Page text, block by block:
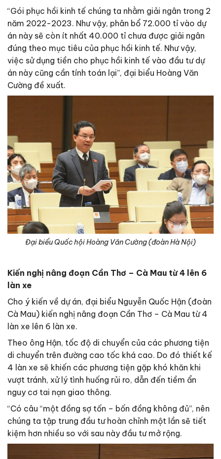
“Gói phục hồi kinh tế chúng ta nhằm giải ngân trong 2
năm 2022-2023. Như vậy, phân bổ 72.000 tỉ vào dự
án này sẽ còn ít nhất 40.000 tỉ chưa được giải ngân
đúng theo mục tiêu của phục hồi kinh tế. Như vậy,
việc sử dụng tiền cho phục hồi kinh tế vào đầu tư dự
án này cũng cần tính toán lại”, đại biểu Hoàng Văn
Cường đề xuất.
Đại biểu Quốc hội Hoàng Văn Cường (đoàn Hà Nội)
Kiến nghị nâng đoạn Cần Thơ – Cà Mau từ 4 lên 6
làn xe
Cho ý kiến về dự án, đại biểu Nguyễn Quốc Hận (đoàn
Cà Mau) kiến nghị nâng đoạn Cần Thơ – Cà Mau từ 4
làn xe lên 6 làn xe.
Theo ông Hận, tốc độ di chuyển của các phương tiện
di chuyển trên đường cao tốc khá cao. Do đó thiết kế
4 làn xe sẽ khiến các phương tiện gặp khó khăn khi
vượt tránh, xử lý tình huống rủi ro, dẫn đến tiềm ẩn
nguy cơ tai nạn giao thông.
“Có câu “một đồng sợ tốn – bốn đồng không đủ”, nên
chúng ta tập trung đầu tư hoàn chỉnh một lần sẽ tiết
kiệm hơn nhiều so với sau này đầu tư mở rộng.